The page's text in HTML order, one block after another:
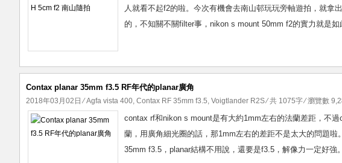
人就看不起f2的啦。今次有機會去南山邨玩玩旁軸遊拍，就拿
的，不知關不關filter事，nikon s mount 50mm f2的實力就是
Contax planar 35mm f3.5 RF年代的planar廣角
2018年03月02日 ⁄Agfa vista 400, Contax RF 35mm f3.5, Voigtlander R2S⁄ 共 1075字 ⁄ 瀏覽數
contax rf和nikon s mount是有大約1mm左右的法蘭差距，不
蘭，用廣角細光圈的話，那1mm左右的差距不是太大的問題
35mm f3.5，planar結構不用說，還要是f3.5，解像力一定好強